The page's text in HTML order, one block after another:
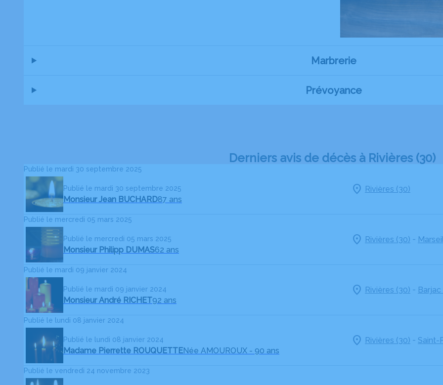
Marbrerie
Prévoyance
Derniers avis de décès à Rivières (30)
Publié le mardi 30 septembre 2025
Publié le mardi 30 septembre 2025
Monsieur Jean BUCHARD87 ans
Rivières (30)
Publié le mercredi 05 mars 2025
Publié le mercredi 05 mars 2025
Monsieur Philipp DUMAS62 ans
Rivières (30) -
Publié le mardi 09 janvier 2024
Publié le mardi 09 janvier 2024
Monsieur André RICHET92 ans
Rivières (30) - Barjac
Publié le lundi 08 janvier 2024
Publié le lundi 08 janvier 2024
Madame Pierrette ROUQUETTENée AMOUROUX - 90 ans
Rivières (30) - Saint-
Publié le vendredi 24 novembre 2023